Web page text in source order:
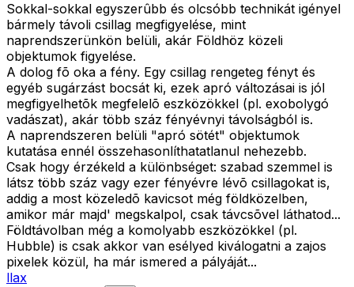
Sokkal-sokkal egyszerûbb és olcsóbb technikát igényel
bármely távoli csillag megfigyelése, mint
naprendszerünkön belüli, akár Földhöz közeli
objektumok figyelése.
A dolog fõ oka a fény. Egy csillag rengeteg fényt és
egyéb sugárzást bocsát ki, ezek apró változásai is jól
megfigyelhetõk megfelelõ eszközökkel (pl. exobolygó
vadászat), akár több száz fényévnyi távolságból is.
A naprendszeren belüli "apró sötét" objektumok
kutatása ennél összehasonlíthatatlanul nehezebb.
Csak hogy érzékeld a különbséget: szabad szemmel is
látsz több száz vagy ezer fényévre lévõ csillagokat is,
addig a most közeledõ kavicsot még földközelben,
amikor már majd' megskalpol, csak távcsõvel láthatod...
Földtávolban még a komolyabb eszközökkel (pl.
Hubble) is csak akkor van esélyed kiválogatni a zajos
pixelek közül, ha már ismered a pályáját...
llax